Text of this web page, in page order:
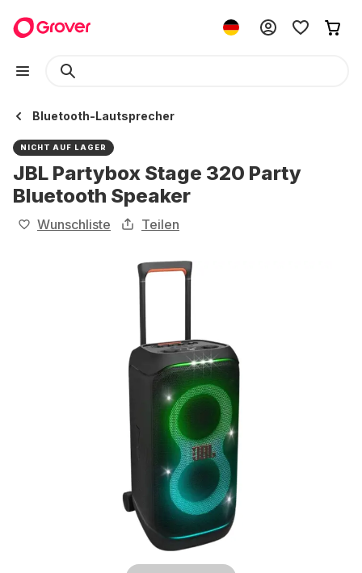
Bluetooth-Lautsprecher
NICHT AUF LAGER
JBL Partybox Stage 320 Party
Bluetooth Speaker
Wunschliste Teilen